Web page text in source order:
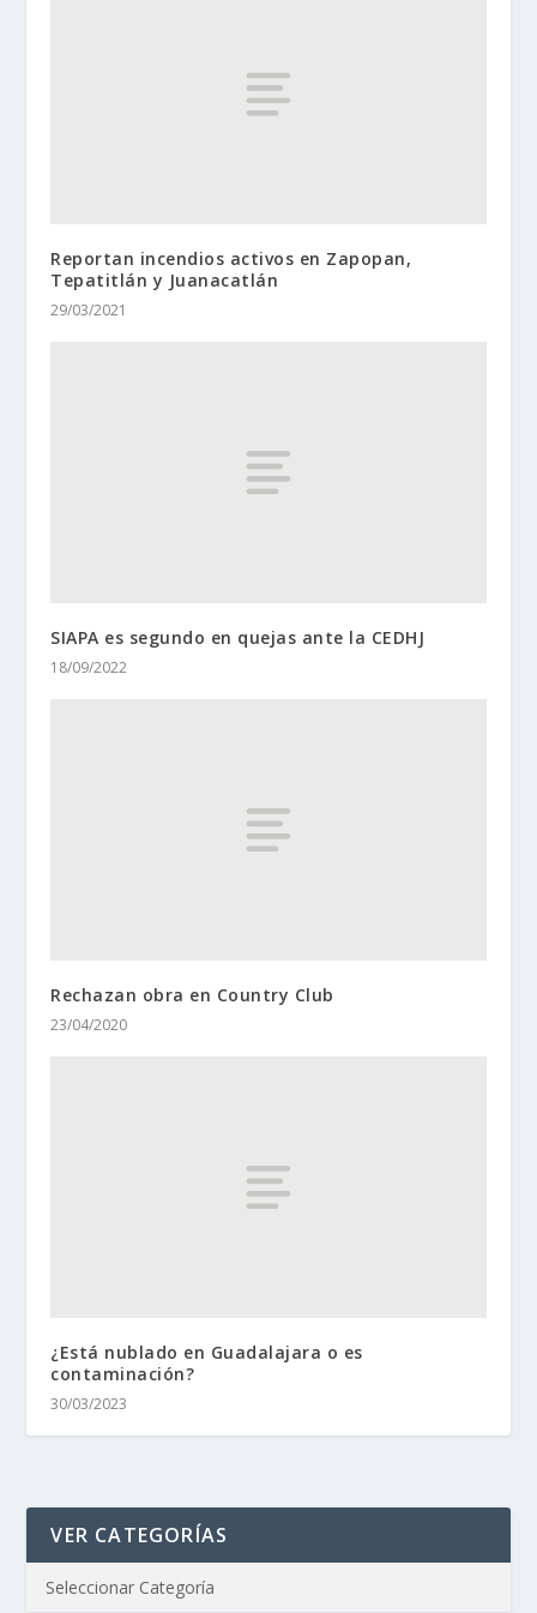
Reportan incendios activos en Zapopan,
Tepatitlán y Juanacatlán
29/03/2021
SIAPA es segundo en quejas ante la CEDHJ
18/09/2022
Rechazan obra en Country Club
23/04/2020
¿Está nublado en Guadalajara o es
contaminación?
30/03/2023
VER CATEGORÍAS